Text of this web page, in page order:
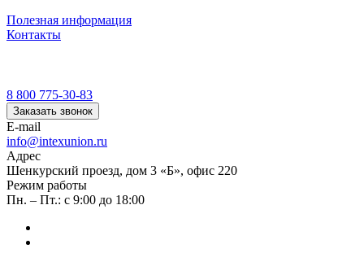
Полезная информация
Контакты
8 800 775-30-83
Заказать звонок
E-mail
info@intexunion.ru
Адрес
Шенкурский проезд, дом 3 «Б», офис 220
Режим работы
Пн. – Пт.: с 9:00 до 18:00